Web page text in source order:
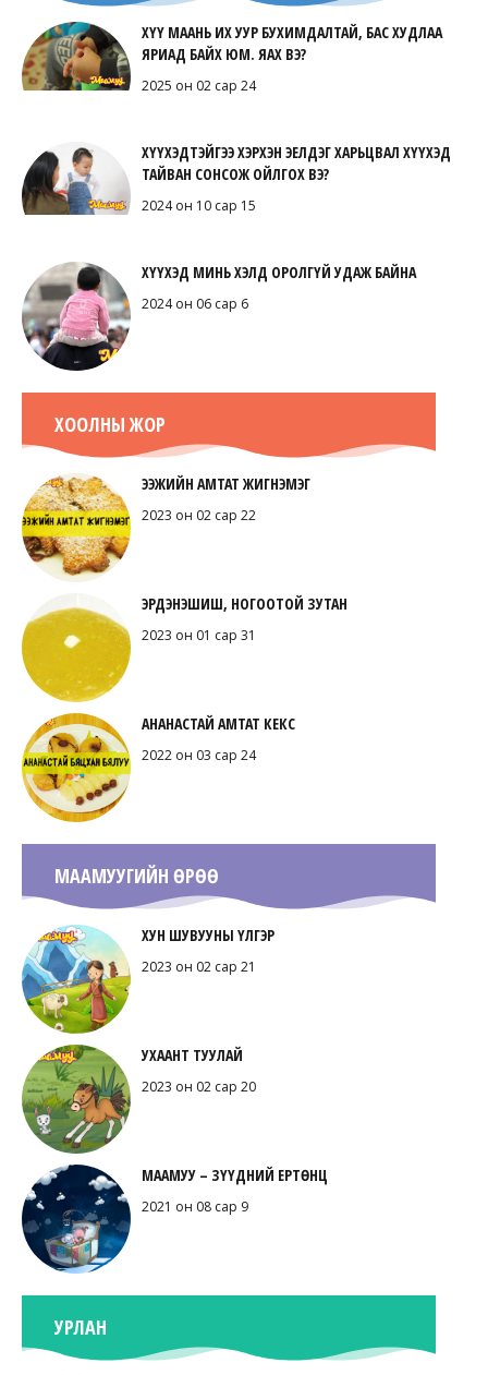
ХҮҮ МААНЬ ИХ УУР БУХИМДАЛТАЙ, БАС ХУДЛАА
ЯРИАД БАЙХ ЮМ. ЯАХ ВЭ?
2025 он 02 сар 24
ХҮҮХЭДТЭЙГЭЭ ХЭРХЭН ЭЕЛДЭГ ХАРЬЦВАЛ ХҮҮХЭД
ТАЙВАН СОНСОЖ ОЙЛГОХ ВЭ?
2024 он 10 сар 15
ХҮҮХЭД МИНЬ ХЭЛД ОРОЛГҮЙ УДАЖ БАЙНА
2024 он 06 сар 6
ХООЛНЫ ЖОР
ЭЭЖИЙН АМТАТ ЖИГНЭМЭГ
2023 он 02 сар 22
ЭРДЭНЭШИШ, НОГООТОЙ ЗУТАН
2023 он 01 сар 31
АНАНАСТАЙ АМТАТ КЕКС
2022 он 03 сар 24
МААМУУГИЙН ӨРӨӨ
ХУН ШУВУУНЫ ҮЛГЭР
2023 он 02 сар 21
УХААНТ ТУУЛАЙ
2023 он 02 сар 20
МААМУУ – ЗҮҮДНИЙ ЕРТӨНЦ
2021 он 08 сар 9
УРЛАН